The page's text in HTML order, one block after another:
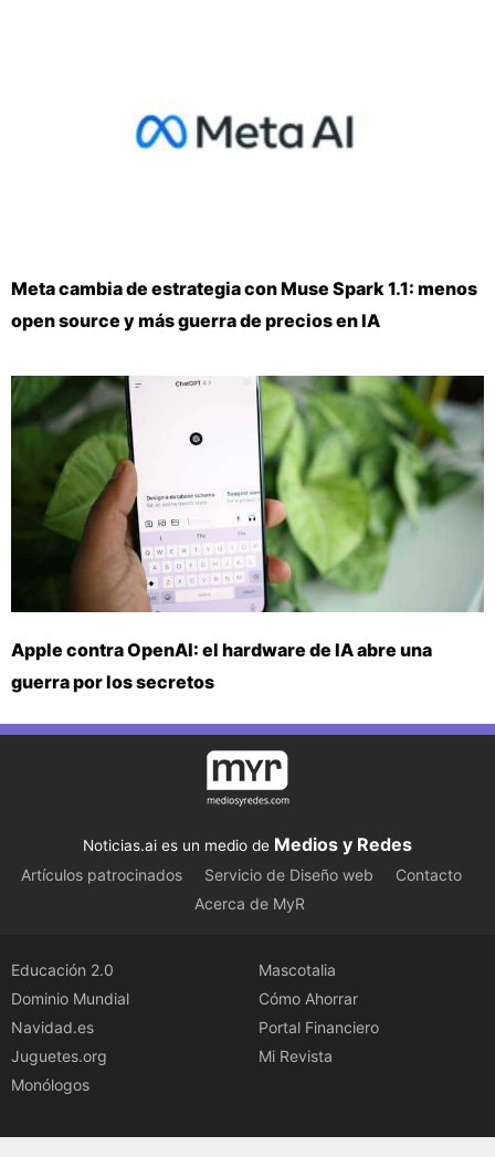
Meta cambia de estrategia con Muse Spark 1.1: menos
open source y más guerra de precios en IA
Apple contra OpenAI: el hardware de IA abre una
guerra por los secretos
Noticias.ai es un medio de Medios y Redes
Artículos patrocinados Servicio de Diseño web
Contacto
Acerca de MyR
Educación 2.0
Dominio Mundial
Navidad.es
Juguetes.org
Monólogos
Mascotalia
Cómo Ahorrar
Portal Financiero
Mi Revista